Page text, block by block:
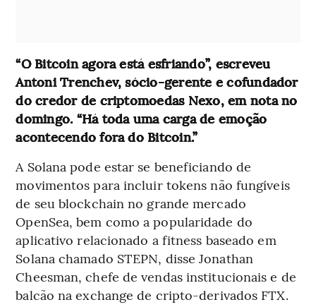
“O Bitcoin agora está esfriando”, escreveu
Antoni Trenchev, sócio-gerente e cofundador
do credor de criptomoedas Nexo, em nota no
domingo. “Há toda uma carga de emoção
acontecendo fora do Bitcoin.”
A Solana pode estar se beneficiando de
movimentos para incluir tokens não fungíveis
de seu blockchain no grande mercado
OpenSea, bem como a popularidade do
aplicativo relacionado a fitness baseado em
Solana chamado STEPN, disse Jonathan
Cheesman, chefe de vendas institucionais e de
balcão na exchange de cripto-derivados FTX.